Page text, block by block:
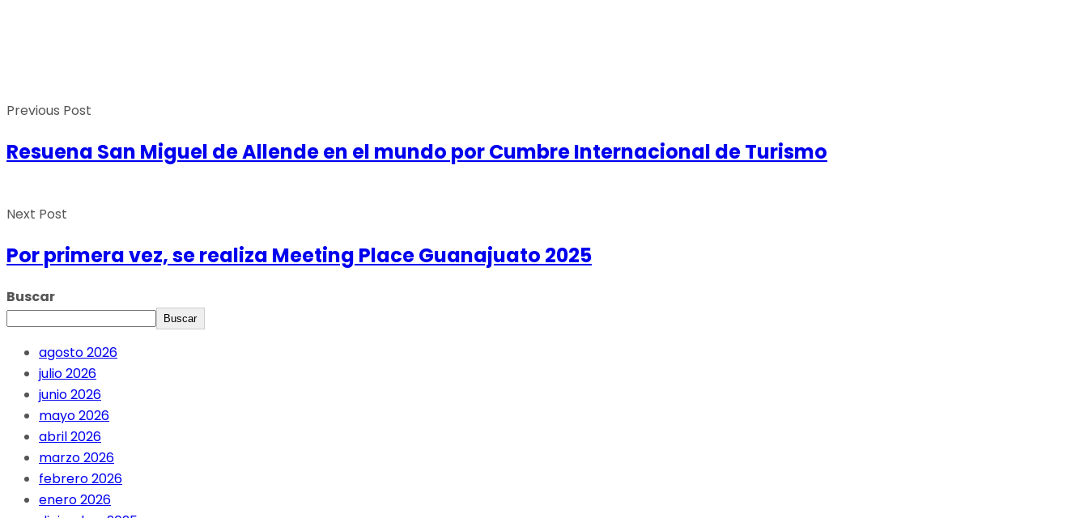
Previous Post
Resuena San Miguel de Allende en el mundo por Cumbre Internacional de Turismo
Next Post
Por primera vez, se realiza Meeting Place Guanajuato 2025
Buscar
Buscar
agosto 2026
julio 2026
junio 2026
mayo 2026
abril 2026
marzo 2026
febrero 2026
enero 2026